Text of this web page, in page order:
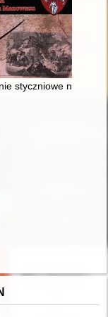
(1724-ok. 1918)
styczniowe na